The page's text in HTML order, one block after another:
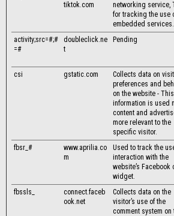
tiktok.com
networking service,
for tracking the use
embedded services.
activity;src=#;#
=#
doubleclick.ne
t
Pending
csi
gstatic.com
Collects data on
preferences and
on the website - This
information is used
content and
more relevant to the
specific visitor.
fbsr_#
www.aprilia.co
m
Used to track the
interaction with the
website’s Facebook
widget.
fbssls_
connect.faceb
ook.net
Collects data on the
visitor’s use of the
comment system on